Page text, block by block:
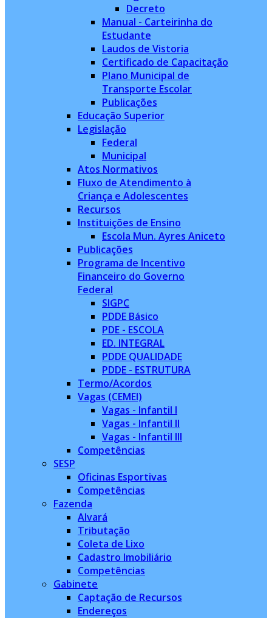
Decreto
Manual - Carteirinha do
Estudante
Laudos de Vistoria
Certificado de Capacitação
Plano Municipal de
Transporte Escolar
Publicações
Educação Superior
Legislação
Federal
Municipal
Atos Normativos
Fluxo de Atendimento à
Criança e Adolescentes
Recursos
Instituições de Ensino
Escola Mun. Ayres Aniceto
Publicações
Programa de Incentivo
Financeiro do Governo
Federal
SIGPC
PDDE Básico
PDE - ESCOLA
ED. INTEGRAL
PDDE QUALIDADE
PDDE - ESTRUTURA
Termo/Acordos
Vagas (CEMEI)
Vagas - Infantil I
Vagas - Infantil II
Vagas - Infantil III
Competências
SESP
Oficinas Esportivas
Competências
Fazenda
Alvará
Tributação
Coleta de Lixo
Cadastro Imobiliário
Competências
Gabinete
Captação de Recursos
Endereços